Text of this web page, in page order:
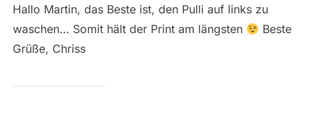
Hallo Martin, das Beste ist, den Pulli auf links zu
waschen… Somit hält der Print am längsten
Beste
Grüße, Chriss